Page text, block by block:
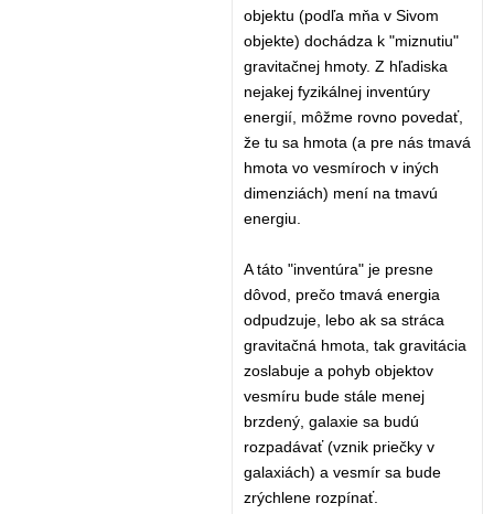
objektu (podľa mňa v Sivom
objekte) dochádza k "miznutiu"
gravitačnej hmoty. Z hľadiska
nejakej fyzikálnej inventúry
energií, môžme rovno povedať,
že tu sa hmota (a pre nás tmavá
hmota vo vesmíroch v iných
dimenziách) mení na tmavú
energiu.
A táto "inventúra" je presne
dôvod, prečo tmavá energia
odpudzuje, lebo ak sa stráca
gravitačná hmota, tak gravitácia
zoslabuje a pohyb objektov
vesmíru bude stále menej
brzdený, galaxie sa budú
rozpadávať (vznik priečky v
galaxiách) a vesmír sa bude
zrýchlene rozpínať.